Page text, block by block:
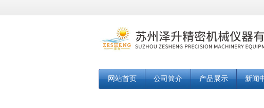
网站首页 公司简介 产品展示 新闻